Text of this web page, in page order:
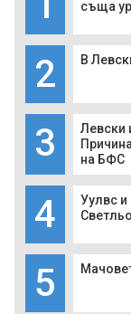
съща
2 В
3
Левски
на БФС
4
Уулвс и
5